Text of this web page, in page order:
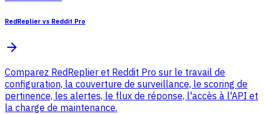
RedReplier vs Reddit Pro
Comparez RedReplier et Reddit Pro sur le travail de
configuration, la couverture de surveillance, le scoring de
pertinence, les alertes, le flux de réponse, l'accès à l'API et
la charge de maintenance.